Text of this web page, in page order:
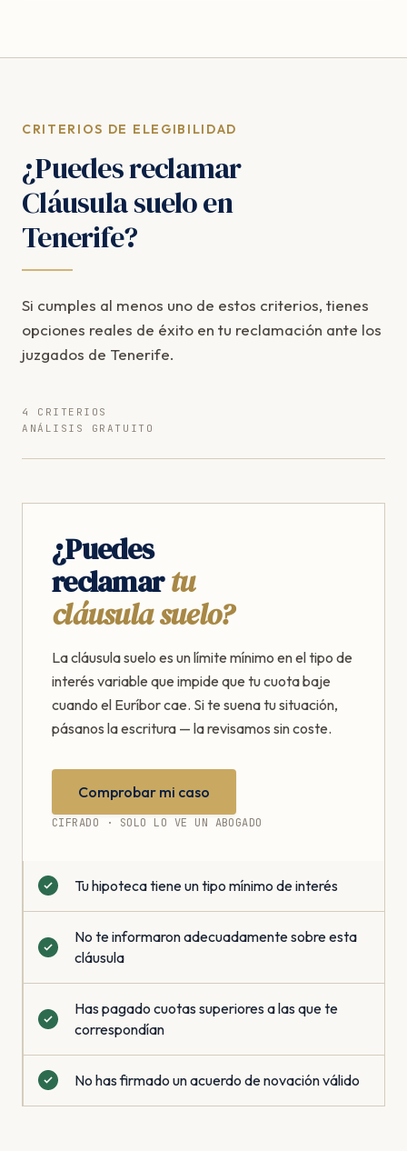
CRITERIOS DE ELEGIBILIDAD
¿Puedes reclamar
Cláusula suelo en
Tenerife?
Si cumples al menos uno de estos criterios, tienes
opciones reales de éxito en tu reclamación ante los
juzgados de Tenerife.
4 CRITERIOS
ANÁLISIS GRATUITO
¿Puedes
reclamartu
cláusula suelo?
La cláusula suelo es un límite mínimo en el tipo de
interés variable que impide que tu cuota baje
cuando el Euríbor cae. Si te suena tu situación,
pásanos la escritura — la revisamos sin coste.
Comprobar mi caso
CIFRADO · SOLO LO VE UN ABOGADO
Tu hipoteca tiene un tipo mínimo de interés
No te informaron adecuadamente sobre esta
cláusula
Has pagado cuotas superiores a las que te
correspondían
No has firmado un acuerdo de novación válido